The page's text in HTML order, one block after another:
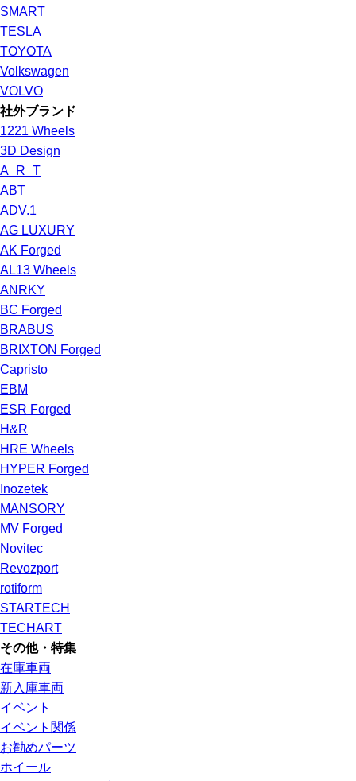
SMART
TESLA
TOYOTA
Volkswagen
VOLVO
社外ブランド
1221 Wheels
3D Design
A_R_T
ABT
ADV.1
AG LUXURY
AK Forged
AL13 Wheels
ANRKY
BC Forged
BRABUS
BRIXTON Forged
Capristo
EBM
ESR Forged
H&R
HRE Wheels
HYPER Forged
Inozetek
MANSORY
MV Forged
Novitec
Revozport
rotiform
STARTECH
TECHART
その他・特集
在庫車両
新入庫車両
イベント
イベント関係
お勧めパーツ
ホイール